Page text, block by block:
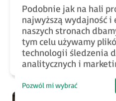
Szybki start z
częstotliwości
Jacek Dziedzic 2025-
Podobnie jak na hali
najwyższą wydajność i
naszych stronach
tym celu używamy
technologii śledzenia
analitycznych i
Pozwól mi wybrać